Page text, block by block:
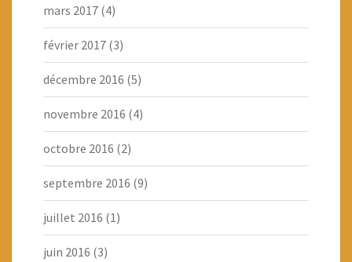
mars 2017 (4)
février 2017 (3)
décembre 2016 (5)
novembre 2016 (4)
octobre 2016 (2)
septembre 2016 (9)
juillet 2016 (1)
juin 2016 (3)